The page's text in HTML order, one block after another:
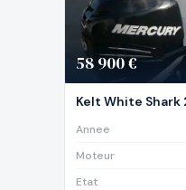
58 900 €
Kelt White Shark
Annee
Moteur
Etat